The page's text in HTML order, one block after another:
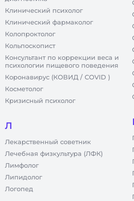
Клинический психолог
Клинический фармаколог
Колопроктолог
Кольпоскопист
Консультант по коррекции веса и
психологии пищевого поведения
Коронавирус (КОВИД / COVID )
Косметолог
Кризисный психолог
Л
Лекарственный советник
Лечебная физкультура (ЛФК)
Лимфолог
Липидолог
Логопед